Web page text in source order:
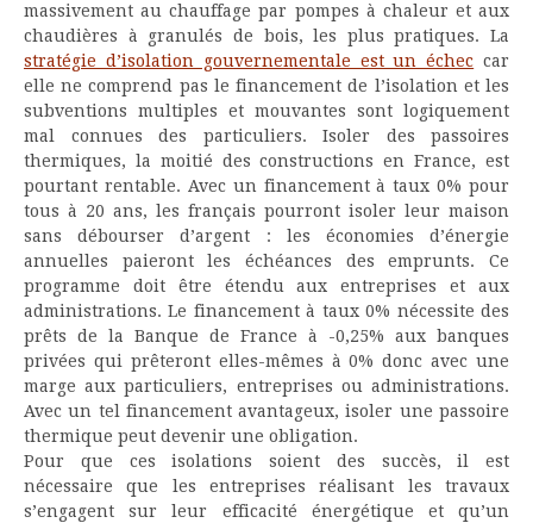
massivement au chauffage par pompes à chaleur et aux
chaudières à granulés de bois, les plus pratiques. La
stratégie d’isolation gouvernementale est un échec car
elle ne comprend pas le financement de l’isolation et les
subventions multiples et mouvantes sont logiquement
mal connues des particuliers. Isoler des passoires
thermiques, la moitié des constructions en France, est
pourtant rentable. Avec un financement à taux 0% pour
tous à 20 ans, les français pourront isoler leur maison
sans débourser d’argent : les économies d’énergie
annuelles paieront les échéances des emprunts. Ce
programme doit être étendu aux entreprises et aux
administrations. Le financement à taux 0% nécessite des
prêts de la Banque de France à -0,25% aux banques
privées qui prêteront elles-mêmes à 0% donc avec une
marge aux particuliers, entreprises ou administrations.
Avec un tel financement avantageux, isoler une passoire
thermique peut devenir une obligation.
Pour que ces isolations soient des succès, il est
nécessaire que les entreprises réalisant les travaux
s’engagent sur leur efficacité énergétique et qu’un